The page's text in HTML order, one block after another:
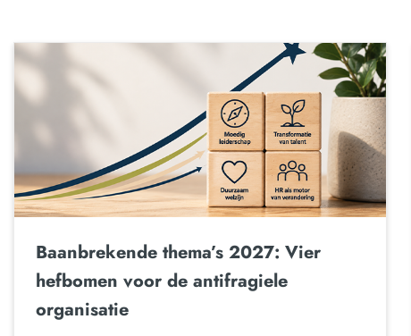
Baanbrekende thema’s 2027: Vier
hefbomen voor de antifragiele
organisatie